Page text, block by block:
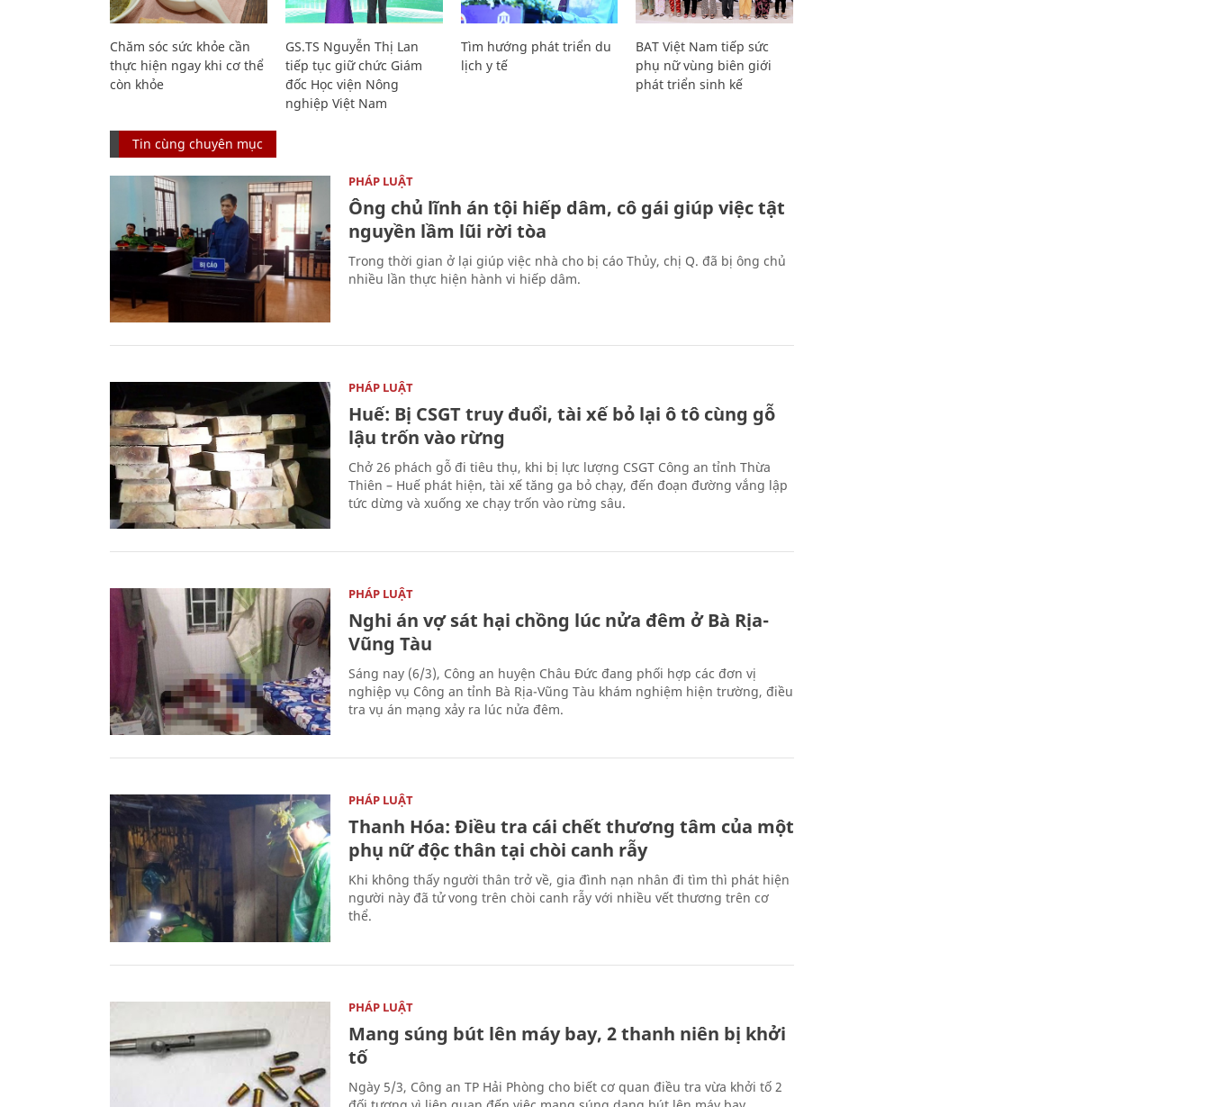
Chăm sóc sức khỏe cần
thực hiện ngay khi cơ thể
còn khỏe
GS.TS Nguyễn Thị Lan
tiếp tục giữ chức Giám
đốc Học viện Nông
nghiệp Việt Nam
Tìm hướng phát triển du
lịch y tế
BAT Việt Nam tiếp sức
phụ nữ vùng biên giới
phát triển sinh kế
Tin cùng chuyên mục
PHÁP LUẬT
Ông chủ lĩnh án tội hiếp dâm, cô gái giúp việc tật
nguyền lầm lũi rời tòa
Trong thời gian ở lại giúp việc nhà cho bị cáo Thủy, chị Q. đã bị ông chủ
nhiều lần thực hiện hành vi hiếp dâm.
PHÁP LUẬT
Huế: Bị CSGT truy đuổi, tài xế bỏ lại ô tô cùng gỗ
lậu trốn vào rừng
Chở 26 phách gỗ đi tiêu thụ, khi bị lực lượng CSGT Công an tỉnh Thừa
Thiên – Huế phát hiện, tài xế tăng ga bỏ chạy, đến đoạn đường vắng lập
tức dừng và xuống xe chạy trốn vào rừng sâu.
PHÁP LUẬT
Nghi án vợ sát hại chồng lúc nửa đêm ở Bà Rịa-
Vũng Tàu
Sáng nay (6/3), Công an huyện Châu Đức đang phối hợp các đơn vị
nghiệp vụ Công an tỉnh Bà Rịa-Vũng Tàu khám nghiệm hiện trường, điều
tra vụ án mạng xảy ra lúc nửa đêm.
PHÁP LUẬT
Thanh Hóa: Điều tra cái chết thương tâm của một
phụ nữ độc thân tại chòi canh rẫy
Khi không thấy người thân trở về, gia đình nạn nhân đi tìm thì phát hiện
người này đã tử vong trên chòi canh rẫy với nhiều vết thương trên cơ
thể.
PHÁP LUẬT
Mang súng bút lên máy bay, 2 thanh niên bị khởi
tố
Ngày 5/3, Công an TP Hải Phòng cho biết cơ quan điều tra vừa khởi tố 2